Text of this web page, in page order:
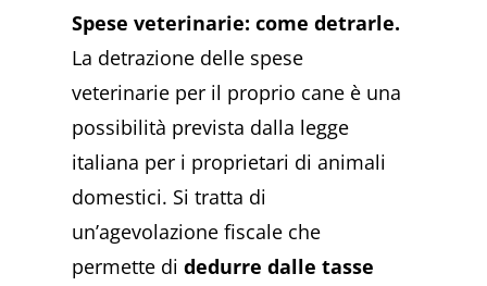
Spese veterinarie: come detrarle.
La detrazione delle spese
veterinarie per il proprio cane è una
possibilità prevista dalla legge
italiana per i proprietari di animali
domestici. Si tratta di
un’agevolazione fiscale che
permette didedurre dalle tasse